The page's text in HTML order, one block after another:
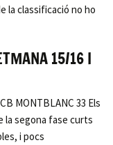
la classificació no ho
15/16 I
MONTBLANC 33 Els
la segona fase curts
i pocs